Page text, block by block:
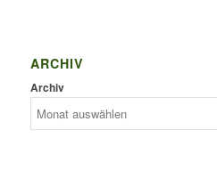
ARCHIV
Archiv